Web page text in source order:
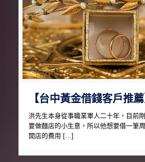
【台中黃金借錢客戶推
洪先生本身從事職業軍人二十年，目前
要做麵店的小生意，所以他想要借一筆
開店的費用 […]